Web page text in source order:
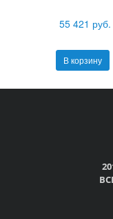
55 421 руб.
В корзину